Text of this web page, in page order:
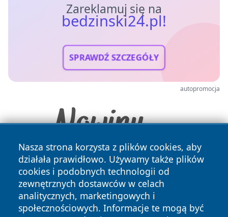
Zareklamuj się na
bedzinski24.pl!
SPRAWDŹ SZCZEGÓŁY
autopromocja
Nasza strona korzysta z plików cookies, aby
działała prawidłowo. Używamy także plików
cookies i podobnych technologii od
zewnętrznych dostawców w celach
analitycznych, marketingowych i
społecznościowych. Informacje te mogą być